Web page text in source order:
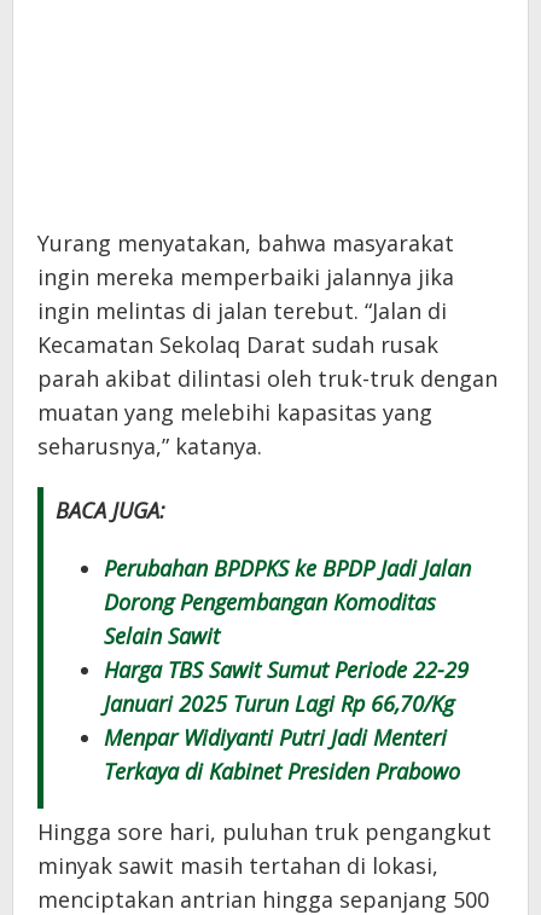
Yurang menyatakan, bahwa masyarakat
ingin mereka memperbaiki jalannya jika
ingin melintas di jalan terebut. “Jalan di
Kecamatan Sekolaq Darat sudah rusak
parah akibat dilintasi oleh truk-truk dengan
muatan yang melebihi kapasitas yang
seharusnya,” katanya.
BACA JUGA:
Perubahan BPDPKS ke BPDP Jadi Jalan
Dorong Pengembangan Komoditas
Selain Sawit
Harga TBS Sawit Sumut Periode 22-29
Januari 2025 Turun Lagi Rp 66,70/Kg
Menpar Widiyanti Putri Jadi Menteri
Terkaya di Kabinet Presiden Prabowo
Hingga sore hari, puluhan truk pengangkut
minyak sawit masih tertahan di lokasi,
menciptakan antrian hingga sepanjang 500